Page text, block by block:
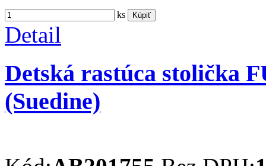
ks Kúpiť
Detail
Detská rastúca stolička
(Suedine)